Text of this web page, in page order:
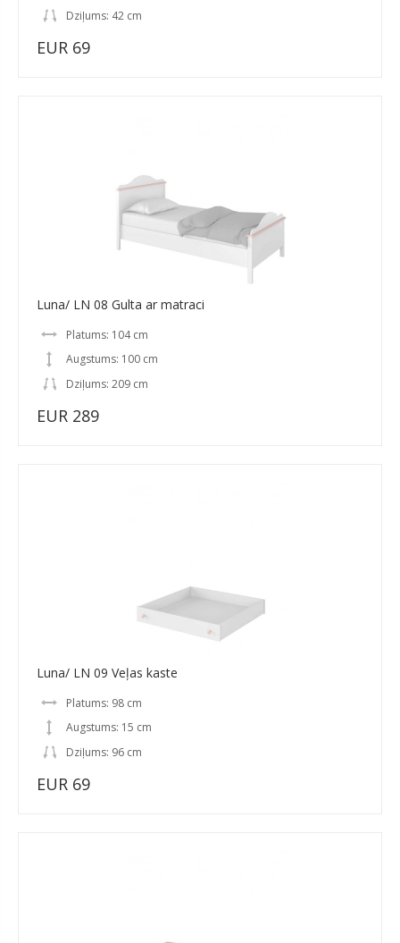
Dziļums: 42 cm
EUR 69
Luna/ LN 08 Gulta ar matraci
Platums: 104 cm
Augstums: 100 cm
Dziļums: 209 cm
EUR 289
Luna/ LN 09 Veļas kaste
Platums: 98 cm
Augstums: 15 cm
Dziļums: 96 cm
EUR 69